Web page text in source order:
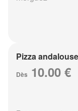
Pizza andalouse
Dès 10.00 €